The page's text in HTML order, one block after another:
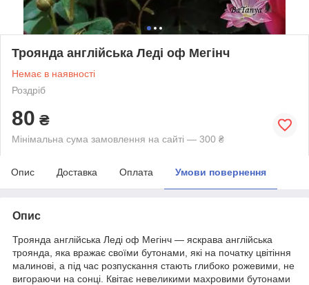
Троянда англійська Леді оф Мегінч
Немає в наявності
Роздріб
80 ₴
Мінімальна сума замовлення на сайті — 300 ₴
Опис Доставка Оплата Умови повернення
Опис
Троянда англійська Леді оф Мегінч — яскрава англійська
троянда, яка вражає своїми бутонами, які на початку цвітіння
малинові, а під час розпускання стають глибоко рожевими, не
вигораючи на сонці. Квітає невеликими махровими бутонами